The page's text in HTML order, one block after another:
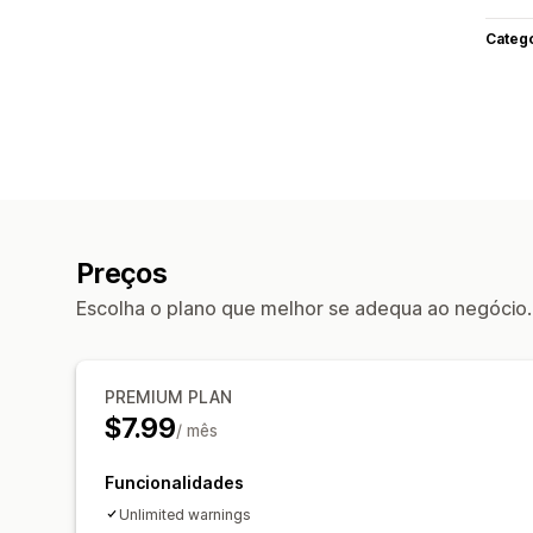
Preços
Escolha o plano que melhor se adequa ao negócio.
PREMIUM PLAN
$7.99/ mês
Funcionalidades
Unlimited warnings